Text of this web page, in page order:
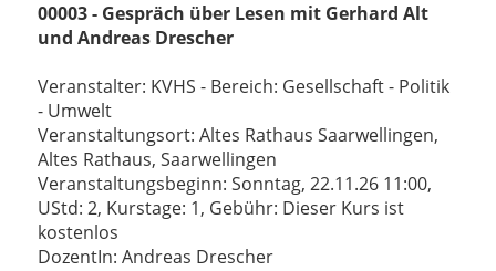
00003 - Gespräch über Lesen mit Gerhard Alt
und Andreas Drescher
Veranstalter: KVHS - Bereich: Gesellschaft - Politik
- Umwelt
Veranstaltungsort: Altes Rathaus Saarwellingen,
Altes Rathaus, Saarwellingen
Veranstaltungsbeginn: Sonntag, 22.11.26 11:00,
UStd: 2, Kurstage: 1, Gebühr: Dieser Kurs ist
kostenlos
DozentIn: Andreas Drescher